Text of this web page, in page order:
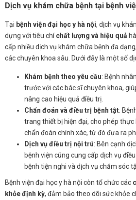
Dịch vụ khám chữa bệnh tại bệnh
Tại bệnh viện đại học y hà nội, dịch vụ
dựng với tiêu chíchất lượng và hiệu quả
cấp nhiều dịch vụ khám chữa bệnh đa
các chuyên khoa sâu. Dưới đây là một số
Khám bệnh theo yêu cầu: Bệnh
trước với các bác sĩ chuyên khoa,
nâng cao hiệu quả điều trị.
Chẩn đoán và điều trị bệnh tật:
trang thiết bị hiện đại, cho phép thực
chẩn đoán chính xác, từ đó đưa ra
Dịch vụ điều trị nội trú: Bên cạnh
bệnh viện cũng cung cấp dịch vụ
bệnh tiện nghi và dịch vụ chăm sóc
Bệnh viện đại học y hà nội còn tổ chức các
khỏe định kỳ, đảm bảo theo dõi sức khỏe